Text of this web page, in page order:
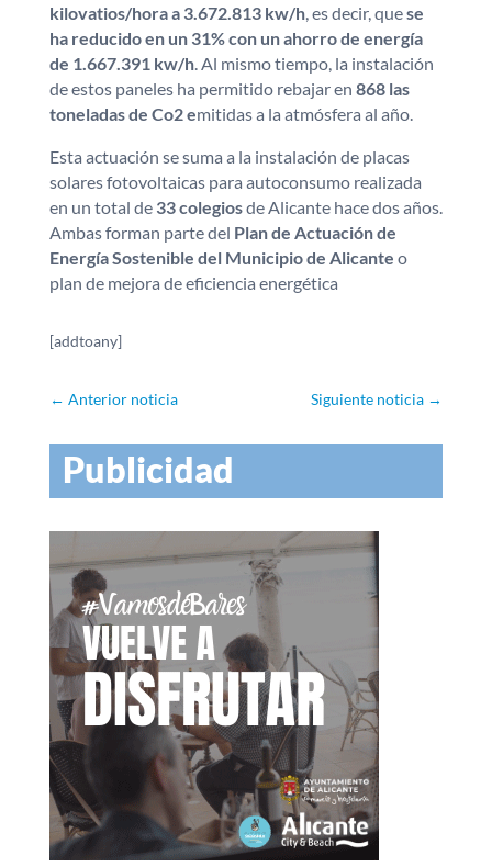
kilovatios/hora a 3.672.813 kw/h, es decir, quese
ha reducido en un 31% con un ahorro de energía
de 1.667.391 kw/h. Al mismo tiempo, la instalación
de estos paneles ha permitido rebajar en 868 las
toneladas de Co2 emitidas a la atmósfera al año.
Esta actuación se suma a la instalación de placas
solares fotovoltaicas para autoconsumo realizada
en un total de33 colegiosde Alicante hace dos años.
Ambas forman parte del Plan de Actuación de
Energía Sostenible del Municipio de Alicante o
plan de mejora de eficiencia energética
[addtoany]
← Anterior noticia Siguiente noticia →
Publicidad